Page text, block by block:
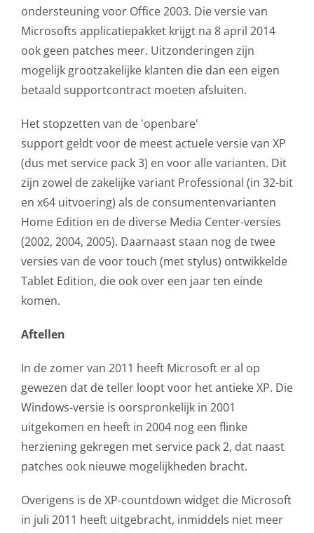
Contact
ondersteuning voor Office 2003. Die versie van
Microsofts applicatiepakket krijgt na 8 april 2014
ook geen patches meer. Uitzonderingen zijn
mogelijk grootzakelijke klanten die dan een eigen
betaald supportcontract moeten afsluiten.
Het stopzetten van de 'openbare'
support geldt voor de meest actuele versie van XP
(dus met service pack 3) en voor alle varianten. Dit
zijn zowel de zakelijke variant Professional (in 32-bit
en x64 uitvoering) als de consumentenvarianten
Home Edition en de diverse Media Center-versies
(2002, 2004, 2005). Daarnaast staan nog de twee
versies van de voor touch (met stylus) ontwikkelde
Tablet Edition, die ook over een jaar ten einde
komen.
Aftellen
In de zomer van 2011 heeft Microsoft er al op
gewezen dat de teller loopt voor het antieke XP. Die
Windows-versie is oorspronkelijk in 2001
uitgekomen en heeft in 2004 nog een flinke
herziening gekregen met service pack 2, dat naast
patches ook nieuwe mogelijkheden bracht.
Overigens is de XP-countdown widget die Microsoft
in juli 2011 heeft uitgebracht, inmiddels niet meer